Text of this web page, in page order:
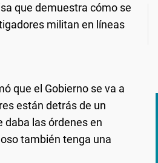
que demuestra cómo se
militan en líneas
que el Gobierno se va a
están detrás de un
daba las órdenes en
también tenga una